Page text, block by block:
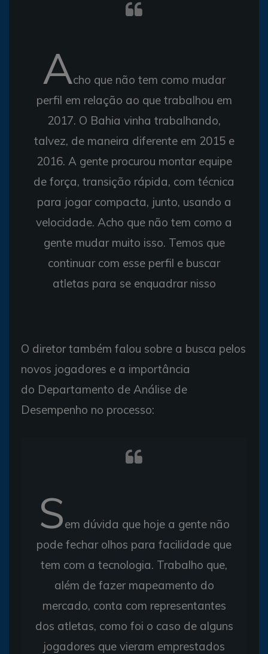
Acho que não tem como mudar
perfil em relação ao que trabalhou em
2017. O Bahia vinha trabalhando,
talvez, de maneira diferente em 2015 e
2016. A gente procurou montar equipe
de força, transição rápida, com técnica
para jogar compacta, junto, usando a
velocidade. Acho que não tem como a
gente mudar muito isso. Temos que
continuar com esse perfil e buscar
atletas para se enquadrar nisso
O diretor também falou sobre a busca pelos
novos jogadores e a importância
do Departamento de Análise de
Desempenho no processo:
Sem dúvida que hoje a gente não
pode fechar olhos para facilidade que
tem com a tecnologia. Trabalho que,
além de fazer mapeamento do
mercado, conta com representantes
dos atletas, como foi o caso de alguns
jogadores que vieram emprestados